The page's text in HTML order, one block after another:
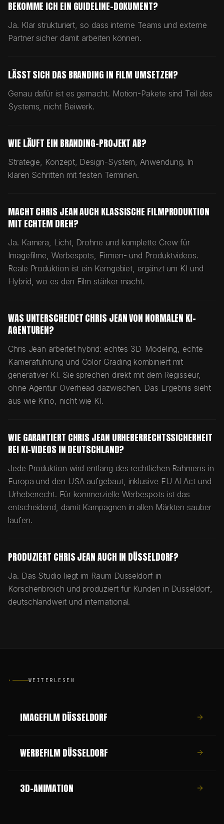
BEKOMME ICH EIN GUIDELINE-DOKUMENT?
Ja. Klar strukturiert, so dass interne Teams und externe
Partner sicher damit arbeiten können.
LÄSST SICH DAS BRANDING IN FILM UMSETZEN?
Genau dafür ist es gemacht. Motion-Pakete sind Teil des
Systems, nicht Beiwerk.
WIE LÄUFT EIN BRANDING-PROJEKT AB?
Strategie, Konzept, Design-System, Anwendung. In
klaren Schritten mit festen Terminen.
MACHT CHRIS JEAN AUCH KLASSISCHE FILMPRODUKTION
MIT ECHTEM DREH?
Ja. Kamera, Licht, Drohne und komplette Crew für
Imagefilme, Werbespots, Firmen- und Produktvideos.
Reale Produktion ist ein Kerngebiet, ergänzt um KI und
Hybrid, wo es den Film stärker macht.
WAS UNTERSCHEIDET CHRIS JEAN VON NORMALEN KI-
AGENTUREN?
Chris Jean arbeitet hybrid: echtes 3D-Modeling, echte
Kameraführung und Color Grading kombiniert mit
generativer KI. Sie sprechen direkt mit dem Regisseur,
ohne Agentur-Overhead dazwischen. Das Ergebnis sieht
aus wie Kino, nicht wie KI.
WIE GARANTIERT CHRIS JEAN URHEBERRECHTSSICHERHEIT
BEI KI-VIDEOS IN DEUTSCHLAND?
Jede Produktion wird entlang des rechtlichen Rahmens in
Europa und den USA aufgebaut, inklusive EU AI Act und
Urheberrecht. Für kommerzielle Werbespots ist das
entscheidend, damit Kampagnen in allen Märkten sauber
laufen.
PRODUZIERT CHRIS JEAN AUCH IN DÜSSELDORF?
Ja. Das Studio liegt im Raum Düsseldorf in
Korschenbroich und produziert für Kunden in Düsseldorf,
deutschlandweit und international.
· WEITERLESEN
IMAGEFILM DÜSSELDORF
WERBEFILM DÜSSELDORF
3D-ANIMATION